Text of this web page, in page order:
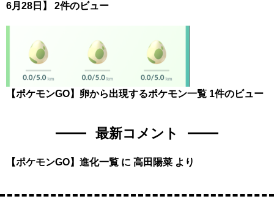
6月28日】
2件のビュー
【ポケモンGO】卵から出現するポケモン一覧 1件のビュー
最新コメント
【ポケモンGO】進化一覧 に 高田陽菜 より